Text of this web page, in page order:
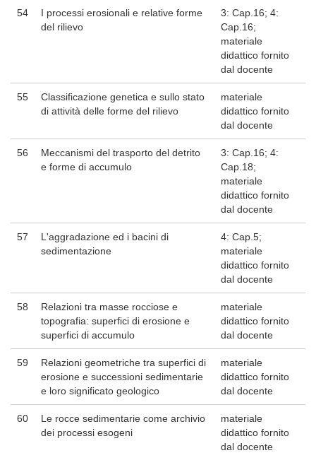
54
I processi erosionali e relative forme
del rilievo
3: Cap.16; 4:
Cap.16;
materiale
didattico fornito
dal docente
55
Classificazione genetica e sullo stato
di attività delle forme del rilievo
materiale
didattico fornito
dal docente
56
Meccanismi del trasporto del detrito
e forme di accumulo
3: Cap.16; 4:
Cap.18;
materiale
didattico fornito
dal docente
57
L'aggradazione ed i bacini di
sedimentazione
4: Cap.5;
materiale
didattico fornito
dal docente
58
Relazioni tra masse rocciose e
topografia: superfici di erosione e
superfici di accumulo
materiale
didattico fornito
dal docente
59
Relazioni geometriche tra superfici di
erosione e successioni sedimentarie
e loro significato geologico
materiale
didattico fornito
dal docente
60
Le rocce sedimentarie come archivio
dei processi esogeni
materiale
didattico fornito
dal docente